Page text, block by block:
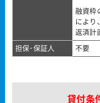
融資枠
により
返済計
担保･保証人 不要
貸付条